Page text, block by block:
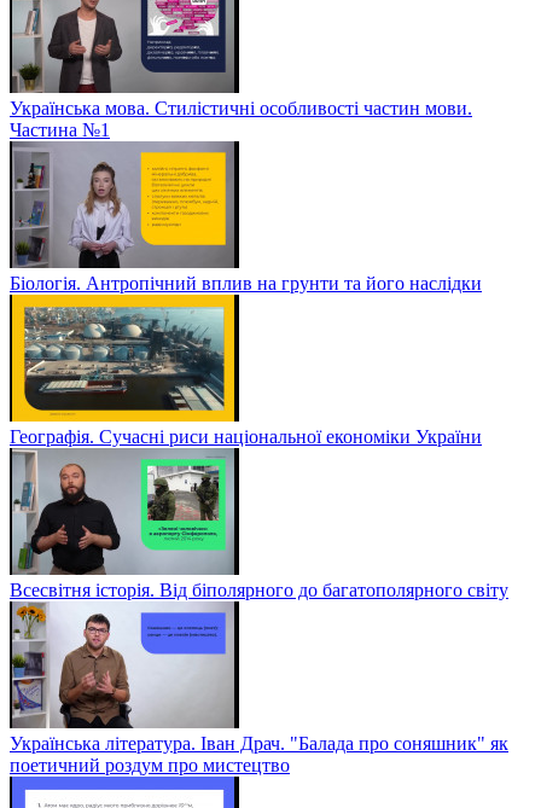
Українська мова. Стилістичні особливості частин мови.
Частина №1
Біологія. Антропічний вплив на грунти та його наслідки
Географія. Сучасні риси національної економіки України
Всесвітня історія. Від біполярного до багатополярного світу
Українська література. Іван Драч. "Балада про соняшник" як
поетичний роздум про мистецтво